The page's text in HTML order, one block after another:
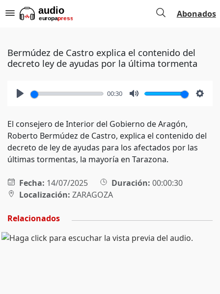
Abonados
Bermúdez de Castro explica el contenido del
decreto ley de ayudas por la última tormenta
00:30
El consejero de Interior del Gobierno de Aragón,
Roberto Bermúdez de Castro, explica el contenido del
decreto de ley de ayudas para los afectados por las
últimas tormentas, la mayoría en Tarazona.
Fecha: 14/07/2025 Duración: 00:00:30
Localización: ZARAGOZA
Relacionados